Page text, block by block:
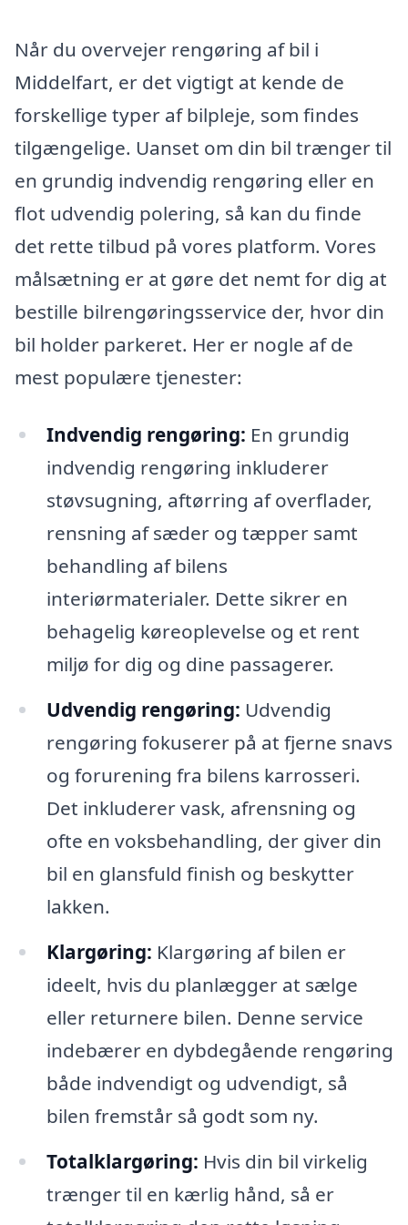
Når du overvejer rengøring af bil i
Middelfart, er det vigtigt at kende de
forskellige typer af bilpleje, som findes
tilgængelige. Uanset om din bil trænger til
en grundig indvendig rengøring eller en
flot udvendig polering, så kan du finde
det rette tilbud på vores platform. Vores
målsætning er at gøre det nemt for dig at
bestille bilrengøringsservice der, hvor din
bil holder parkeret. Her er nogle af de
mest populære tjenester:
Indvendig rengøring: En grundig
indvendig rengøring inkluderer
støvsugning, aftørring af overflader,
rensning af sæder og tæpper samt
behandling af bilens
interiørmaterialer. Dette sikrer en
behagelig køreoplevelse og et rent
miljø for dig og dine passagerer.
Udvendig rengøring: Udvendig
rengøring fokuserer på at fjerne snavs
og forurening fra bilens karrosseri.
Det inkluderer vask, afrensning og
ofte en voksbehandling, der giver din
bil en glansfuld finish og beskytter
lakken.
Klargøring: Klargøring af bilen er
ideelt, hvis du planlægger at sælge
eller returnere bilen. Denne service
indebærer en dybdegående rengøring
både indvendigt og udvendigt, så
bilen fremstår så godt som ny.
Totalklargøring: Hvis din bil virkelig
trænger til en kærlig hånd, så er